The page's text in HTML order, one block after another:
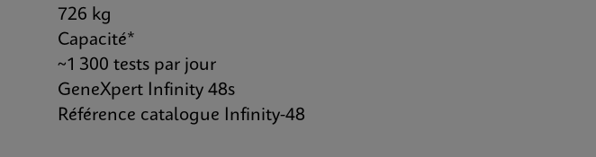
726 kg
Capacité*
~1 300 tests par jour
GeneXpert Infinity 48s
Référence catalogue Infinity-48